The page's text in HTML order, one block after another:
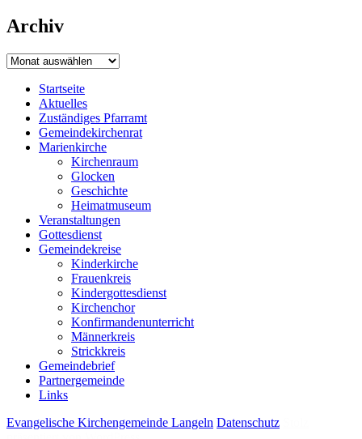
Archiv
Archiv
Startseite
Aktuelles
Zuständiges Pfarramt
Gemeindekirchenrat
Marienkirche
Kirchenraum
Glocken
Geschichte
Heimatmuseum
Veranstaltungen
Gottesdienst
Gemeindekreise
Kinderkirche
Frauenkreis
Kindergottesdienst
Kirchenchor
Konfirmandenunterricht
Männerkreis
Strickkreis
Gemeindebrief
Partnergemeinde
Links
Evangelische Kirchengemeinde Langeln Datenschutz